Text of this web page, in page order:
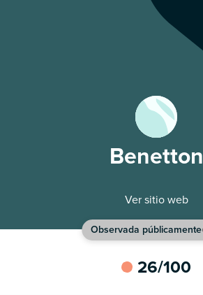
Benetton
Ver sitio web
Observada públicamente
26/100